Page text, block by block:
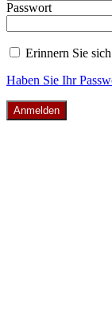
Passwort
Erinnern Sie sich
Haben Sie Ihr